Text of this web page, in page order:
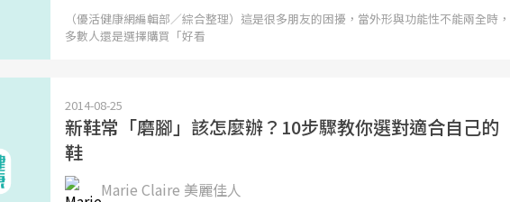
（優活健康網編輯部／綜合整理）這是很多朋友的困擾，當外形與功能性不能兩全時，
多數人還是選擇購買「好看
2014-08-25
新鞋常「磨腳」該怎麼辦？10步驟教你選對適合自己的
鞋
Marie Claire 美麗佳人